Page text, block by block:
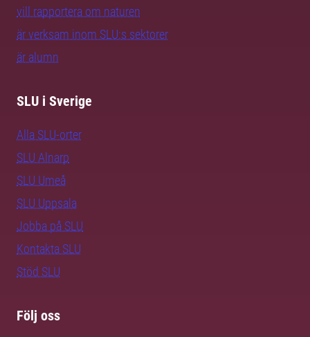
vill rapportera om naturen
är verksam inom SLU:s sektorer
är alumn
SLU i Sverige
Alla SLU-orter
SLU Alnarp
SLU Umeå
SLU Uppsala
Jobba på SLU
Kontakta SLU
Stöd SLU
Följ oss